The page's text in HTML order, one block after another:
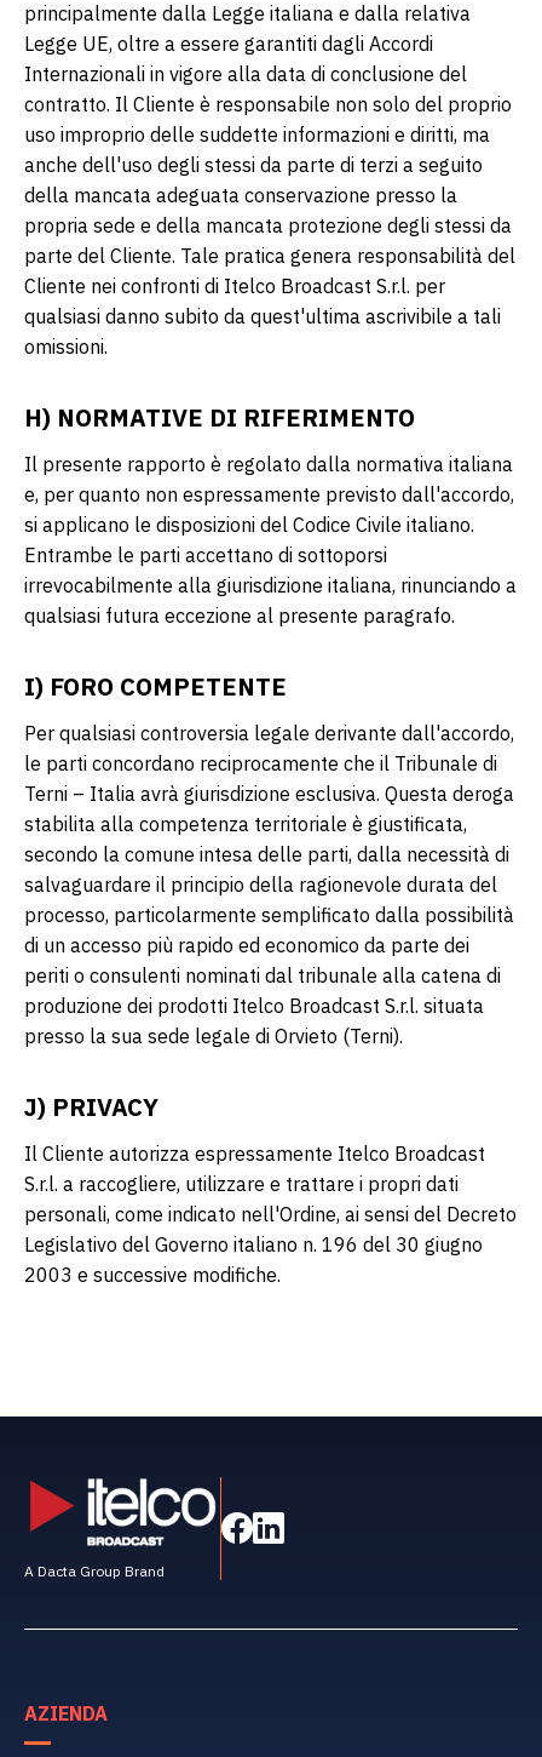
principalmente dalla Legge italiana e dalla relativa
Legge UE, oltre a essere garantiti dagli Accordi
Internazionali in vigore alla data di conclusione del
contratto. Il Cliente è responsabile non solo del proprio
uso improprio delle suddette informazioni e diritti, ma
anche dell'uso degli stessi da parte di terzi a seguito
della mancata adeguata conservazione presso la
propria sede e della mancata protezione degli stessi da
parte del Cliente. Tale pratica genera responsabilità del
Cliente nei confronti di Itelco Broadcast S.r.l. per
qualsiasi danno subito da quest'ultima ascrivibile a tali
omissioni.
H) NORMATIVE DI RIFERIMENTO
Il presente rapporto è regolato dalla normativa italiana
e, per quanto non espressamente previsto dall'accordo,
si applicano le disposizioni del Codice Civile italiano.
Entrambe le parti accettano di sottoporsi
irrevocabilmente alla giurisdizione italiana, rinunciando a
qualsiasi futura eccezione al presente paragrafo.
I) FORO COMPETENTE
Per qualsiasi controversia legale derivante dall'accordo,
le parti concordano reciprocamente che il Tribunale di
Terni – Italia avrà giurisdizione esclusiva. Questa deroga
stabilita alla competenza territoriale è giustificata,
secondo la comune intesa delle parti, dalla necessità di
salvaguardare il principio della ragionevole durata del
processo, particolarmente semplificato dalla possibilità
di un accesso più rapido ed economico da parte dei
periti o consulenti nominati dal tribunale alla catena di
produzione dei prodotti Itelco Broadcast S.r.l. situata
presso la sua sede legale di Orvieto (Terni).
J) PRIVACY
Il Cliente autorizza espressamente Itelco Broadcast
S.r.l. a raccogliere, utilizzare e trattare i propri dati
personali, come indicato nell'Ordine, ai sensi del Decreto
Legislativo del Governo italiano n. 196 del 30 giugno
2003 e successive modifiche.
A Dacta Group Brand
AZIENDA